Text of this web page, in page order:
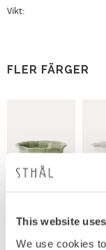
This website
We use cookies
Vikt
FLER FÄRGER